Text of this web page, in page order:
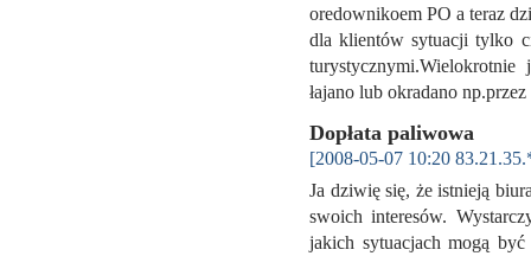
oredownikoem PO a teraz
dla klientów sytuacji tylko
łajano lub okradano
Dopłata paliwowa
[2008-05-07 10:20
Ja dziwię się, że istnieją
swoich interesów.
jakich sytuacjach mogą